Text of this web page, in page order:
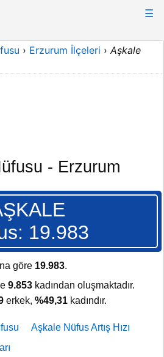
☰
› Erzurum İlçeleri › Aşkale
- Erzurum
19.983
göre 19.983.
9.853 kadından oluşmaktadır.
erkek, %49,31 kadındır.
Aşkale Nüfus Artış Hızı